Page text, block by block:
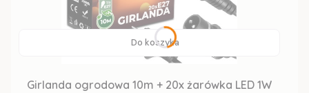
Do koszyka
Girlanda ogrodowa 10m + 20x żarówka LED 1W